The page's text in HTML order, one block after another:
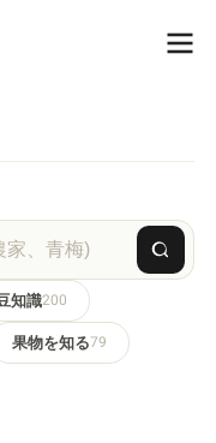
知識200
果物を知る79